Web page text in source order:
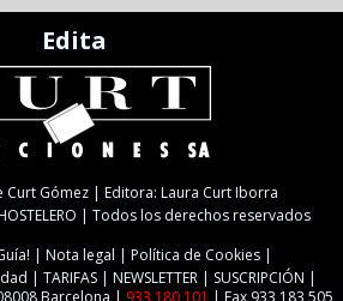
Edita
Curt Gómez | Editora: Laura Curt Iborra
| Todos los derechos reservados
Nota legal
Política de Cookies
TARIFAS NEWSLETTER
SUSCRIPCIÓN
Barcelona | 933 180 101 | Fax 933 183 505